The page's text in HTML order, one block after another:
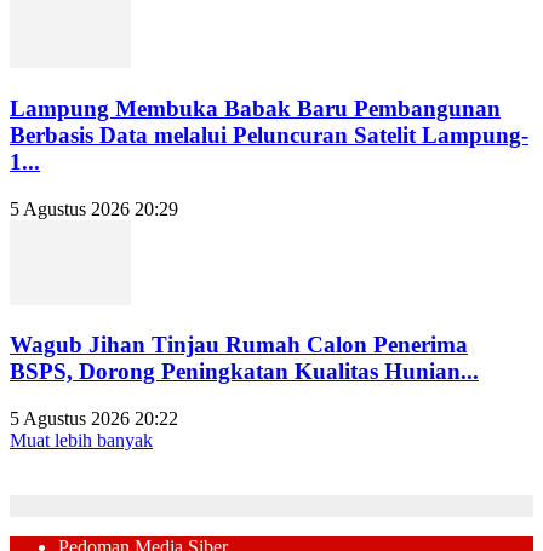
Lampung Membuka Babak Baru Pembangunan
Berbasis Data melalui Peluncuran Satelit Lampung-
1...
5 Agustus 2026 20:29
Wagub Jihan Tinjau Rumah Calon Penerima
BSPS, Dorong Peningkatan Kualitas Hunian...
5 Agustus 2026 20:22
Muat lebih banyak
Pedoman Media Siber